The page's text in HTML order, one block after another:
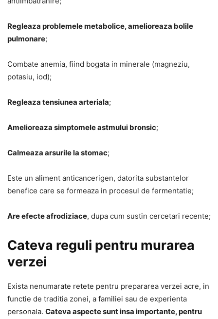
Regleaza problemele metabolice, amelioreaza bolile
pulmonare;
Combate anemia, fiind bogata in minerale (magneziu,
potasiu, iod);
Regleaza tensiunea arteriala;
Amelioreaza simptomele astmului bronsic;
Calmeaza arsurile la stomac;
Este un aliment anticancerigen, datorita substantelor
benefice care se formeaza in procesul de fermentatie;
Are efecte afrodiziace, dupa cum sustin cercetari recente;
Cateva reguli pentru murarea
verzei
Exista nenumarate retete pentru prepararea verzei acre, in
functie de traditia zonei, a familiei sau de experienta
personala. Cateva aspecte sunt insa importante, pentru